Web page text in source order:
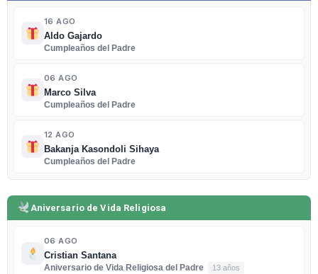
16 AGO
Aldo Gajardo
Cumpleaños del Padre
06 AGO
Marco Silva
Cumpleaños del Padre
12 AGO
Bakanja Kasondoli Sihaya
Cumpleaños del Padre
Aniversario de Vida Religiosa
06 AGO
Cristian Santana
Aniversario de Vida Religiosa del Padre
13 años